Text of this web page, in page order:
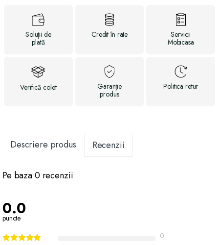
Soluții de
plată
Creditîn rate
Servicii
Mobicasa
Verificăcolet
Garanție
produs
Politicaretur
Descriere produs Recenzii
Pe baza 0 recenzii
0.0
puncte
0